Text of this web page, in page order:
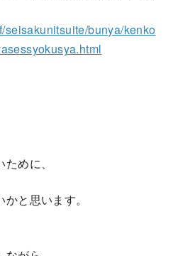
seisakunitsuite/bunya/kenko
めに、
と思います。